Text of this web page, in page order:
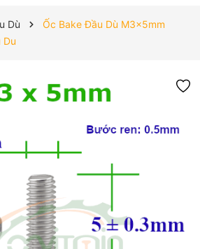
Dù
Ốc Bake Đầu Dù M3x5mm
Du